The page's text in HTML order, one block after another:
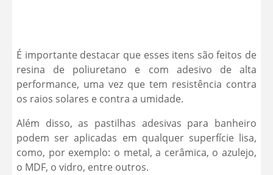
É importante destacar que esses itens são feitos de
resina de poliuretano e com adesivo de alta
performance, uma vez que tem resistência contra
os raios solares e contra a umidade.
Além disso, as pastilhas adesivas para banheiro
podem ser aplicadas em qualquer superfície lisa,
como, por exemplo: o metal, a cerâmica, o azulejo,
o MDF, o vidro, entre outros.